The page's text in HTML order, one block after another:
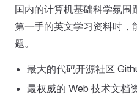
国内的计算机基础科学氛围
第一手的英文学习资料时，
题。
最大的代码开源社区
最权威的 Web 技术文档